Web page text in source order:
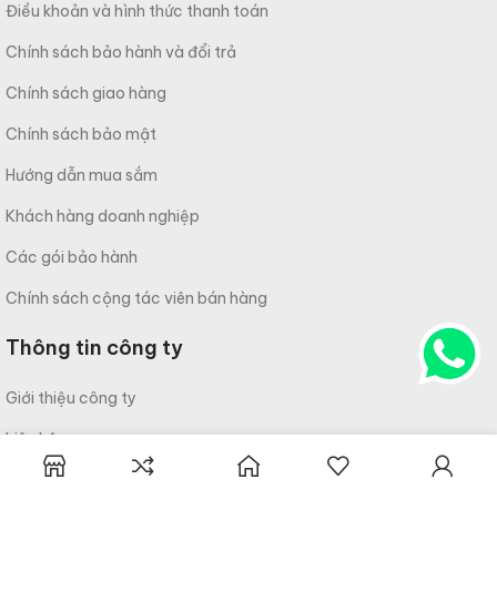
Điều khoản và hình thức thanh toán
Chính sách bảo hành và đổi trả
Chính sách giao hàng
Chính sách bảo mật
Hướng dẫn mua sắm
Khách hàng doanh nghiệp
Các gói bảo hành
Chính sách cộng tác viên bán hàng
Thông tin công ty
Giới thiệu công ty
Liên hệ
Câu hỏi thường gặp